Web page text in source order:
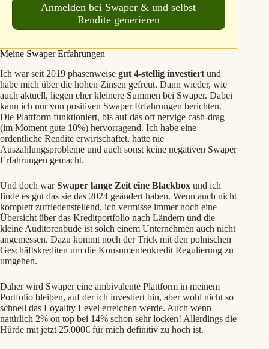
Anmelden bei Swaper & und selbst
Rendite generieren
Meine Swaper Erfahrungen
Ich war seit 2019 phasenweise gut 4-stellig investiert und
habe mich über die hohen Zinsen gefreut. Dann wieder, wie
auch aktuell, liegen eher kleinere Summen bei Swaper. Dabei
kann ich nur von positiven Swaper Erfahrungen berichten.
Die Plattform funktioniert, bis auf das oft nervige cash-drag
(im Moment gute 10%) hervorragend. Ich habe eine
ordentliche Rendite erwirtschaftet, hatte nie
Auszahlungsprobleme und auch sonst keine negativen Swaper
Erfahrungen gemacht.
Und doch warSwaper lange Zeit eine Blackbox und ich
finde es gut das sie das 2024 geändert haben. Wenn auch nicht
komplett zufriedenstellend, ich vermisse immer noch eine
Übersicht über das Kreditportfolio nach Ländern und die
kleine Auditorenbude ist solch einem Unternehmen auch nicht
angemessen. Dazu kommt noch der Trick mit den polnischen
Geschäftskrediten um die Konsumentenkredit Regulierung zu
umgehen.
Daher wird Swaper eine ambivalente Plattform in meinem
Portfolio bleiben, auf der ich investiert bin, aber wohl nicht so
schnell das Loyality Level erreichen werde. Auch wenn
natürlich 2% on top bei 14% schon sehr locken! Allerdings die
Hürde mit jetzt 25.000€ für mich definitiv zu hoch ist.